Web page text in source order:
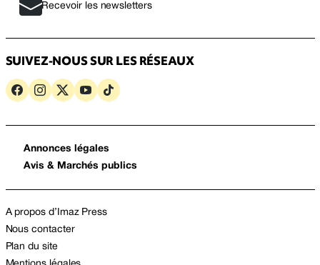
Recevoir les newsletters
SUIVEZ-NOUS SUR LES RÉSEAUX
Annonces légales
Avis & Marchés publics
A propos d’Imaz Press
Nous contacter
Plan du site